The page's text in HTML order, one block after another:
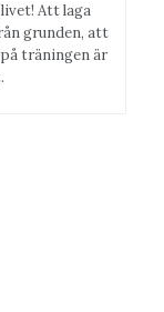
Att laga
grunden, att
träningen är